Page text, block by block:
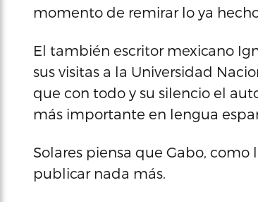
momento de remirar lo ya
El también escritor mexicano
sus visitas a la Universidad
que con todo y su silencio el
más importante en lengua
Solares piensa que Gabo,
publicar nada más.